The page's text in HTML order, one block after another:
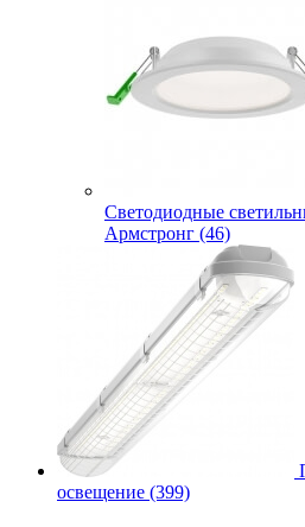
Cветодиодные
Армстронг (46)
освещение (399)